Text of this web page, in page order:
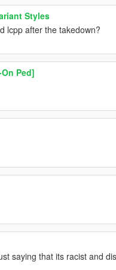
Styles
lcpp after the takedown?
Ped]
saying that its racist and